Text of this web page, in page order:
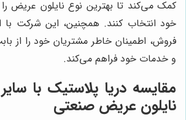
کمک می‌کند تا بهترین نوع نایلون عریض
خود انتخاب کنند. همچنین، این شرکت با
فروش، اطمینان خاطر مشتریان خود را از
و خدمات خود فراهم می‌کند.
مقایسه دریا پلاستیک با
نایلون عریض صنعتی